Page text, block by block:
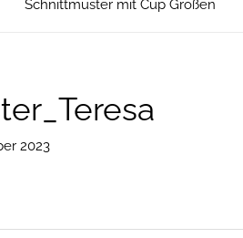
Schnittmuster mit Cup Größen
2023